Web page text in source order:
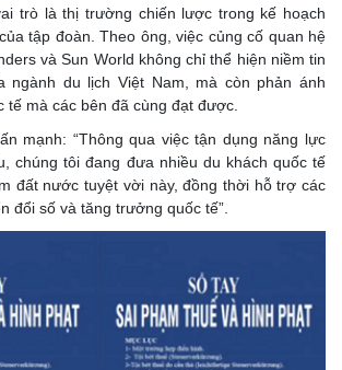
trò là thị trường chiến lược trong kế hoạch
tập đoàn. Theo ông, việc củng cố quan hệ
và Sun World không chỉ thể hiện niềm tin
ngành du lịch Việt Nam, mà còn phản ánh
tế mà các bên đã cùng đạt được.
mạnh: “Thông qua việc tận dụng năng lực
chúng tôi đang đưa nhiều du khách quốc tế
đất nước tuyệt vời này, đồng thời hỗ trợ các
đổi số và tăng trưởng quốc tế”.